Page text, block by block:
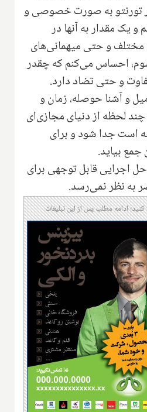
در تورنتو به صورت خصوصی و
یک مقدار به آنها در
مختلف و حتی میهمانی‌های
احساس می‌کنم که چقدر
و حتی تضاد دارد.
و آشنا حوصله، زمان و
لحظه از دنیای مجازی‌ای
است جدا شود و برای
جمع بیاید.
اجرایی قابل توجهی برای
به نظر نمی‌رسد.
ادامه مطلب پس از این تبلیغات